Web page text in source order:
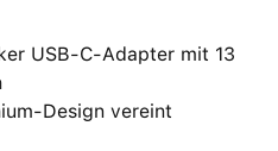
USB-C-Adapter mit 13
Design vereint